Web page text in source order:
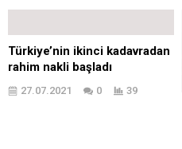
Türkiye’nin ikinci kadavradan
rahim nakli başladı
27.07.2021 0 39